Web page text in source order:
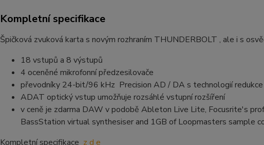
Kompletní specifikace
Špičková zvuková karta s novým rozhraním THUNDERBOLT , ale i s
18 vstupů a 8 výstupů
4 oceněné mikrofonní předzesilovače
převodníky 24-bit/96 kHz Precision AD / DA s technologií
ADAT optický vstup umožňuje rozsáhlé vstupní rozšíření
v ceně je zdarma DAW v podobě Ableton Live Lite, Focusrite's
BassStation virtual synthesiser and 1GB of Loopmasters sample
Kompletní specifikace z d e